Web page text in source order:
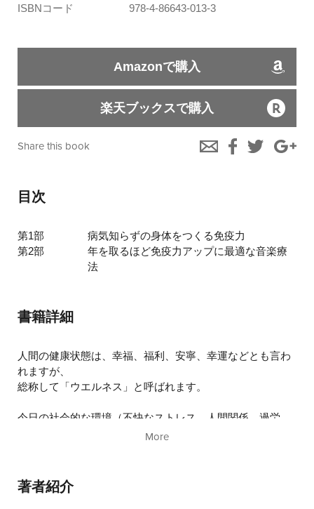
ISBNコード
978-4-86643-013-3
Amazonで購入
楽天ブックスで購入
Share this book
目次
第1部
病気知らずの身体をつくる免疫力
第2部
年を取るほど免疫力アップに最適な音楽療
法
書籍詳細
人間の健康状態は、幸福、福利、安寧、幸運などとも言わ
れますが、
総称して「ウエルネス」と呼ばれます。
今日の社会的な環境（不快なストレス、人間関係、過労、
近づいていきます。
More
著者紹介